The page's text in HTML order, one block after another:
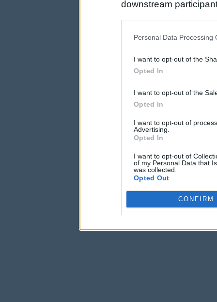
downstream
us to third parties on
Personal Data Processing
I want to opt-out of the
Opted In
I want to opt-out of the
Opted In
I want to opt-out of
Advertising.
Opted In
I want to opt-out of
of my Personal Data that
was collected.
Opted Out
CONFIRM